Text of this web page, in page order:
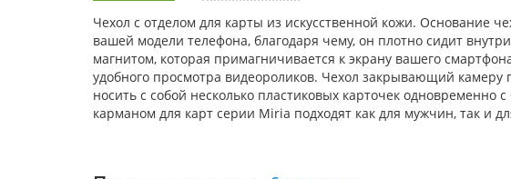
Чехол с отделом для карты из искусственной кожи. Основание
вашей модели телефона, благодаря чему, он плотно сидит
магнитом, которая примагничивается к экрану вашего
удобного просмотра видеороликов. Чехол закрывающий камеру
носить с собой несколько пластиковых карточек
карманом для карт серии Miria подходят как для мужчин, так и